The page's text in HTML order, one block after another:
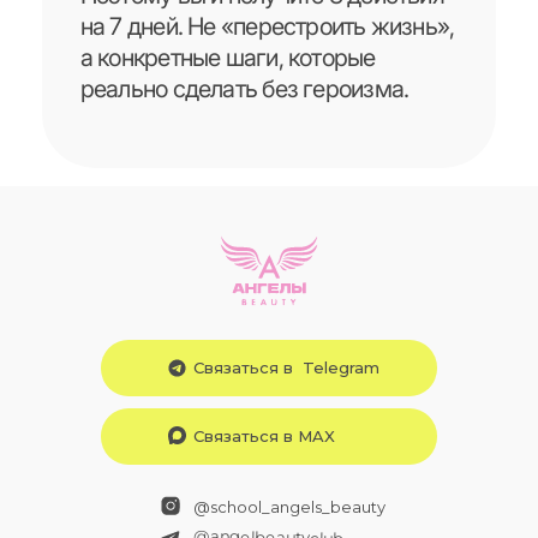
Связаться в Telegram
Связаться в MAX
@school_angels_beauty